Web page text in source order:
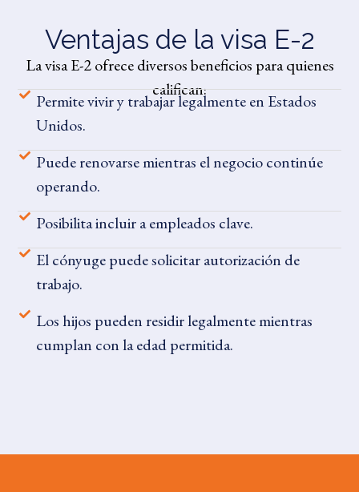
Ventajas de la visa E-2
La visa E-2 ofrece diversos beneficios para quienes
califican:
Permite vivir y trabajar legalmente en Estados
Unidos.
Puede renovarse mientras el negocio continúe
operando.
Posibilita incluir a empleados clave.
El cónyuge puede solicitar autorización de
trabajo.
Los hijos pueden residir legalmente mientras
cumplan con la edad permitida.